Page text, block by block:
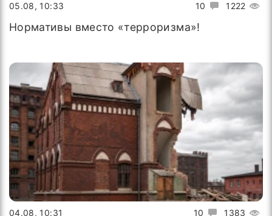
10 1222
05.08, 10:33
Нормативы вместо «терроризма»!
10 1383
04.08, 10:31